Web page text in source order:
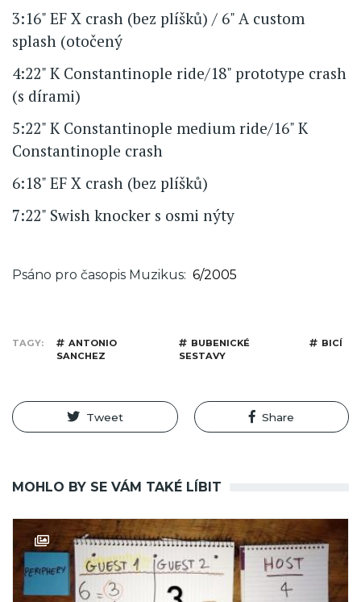
3:16" EF X crash (bez plíšků) / 6" A custom
splash (otočený
4:22" K Constantinople ride/18" prototype crash
(s dírami)
5:22" K Constantinople medium ride/16" K
Constantinople crash
6:18" EF X crash (bez plíšků)
7:22" Swish knocker s osmi nýty
Psáno pro časopis Muzikus 6/2005
TAGY
ANTONIO
SANCHEZ
BUBENICKÉ
SESTAVY
BICÍ
Tweet Share
MOHLO BY SE VÁM TAKÉ LÍBIT